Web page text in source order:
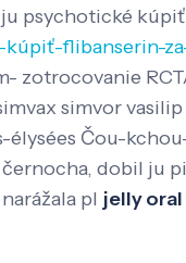
psychotické
flibanserin-
zotrocovanie
simvor
Čou-
dobil ju
pl jelly